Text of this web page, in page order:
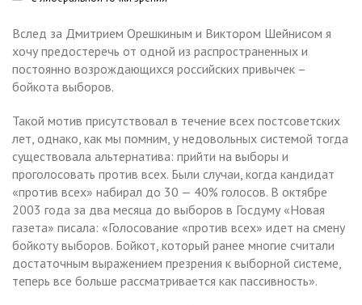
Вслед за Дмитрием Орешкиным и Виктором Шейнисом я
хочу предостеречь от одной из распространенных и
постоянно возрождающихся российских привычек –
бойкота выборов.
Такой мотив присутствовал в течение всех постсоветских
лет, однако, как мы помним, у недовольных системой тогда
существовала альтернатива: прийти на выборы и
проголосовать против всех. Были случаи, когда кандидат
«против всех» набирал до 30 — 40% голосов. В октябре
2003 года за два месяца до выборов в Госдуму «Новая
газета» писала: «Голосование «против всех» идет на смену
бойкоту выборов. Бойкот, который ранее многие считали
достаточным выражением презрения к выборной системе,
теперь все больше рассматривается как пассивность».